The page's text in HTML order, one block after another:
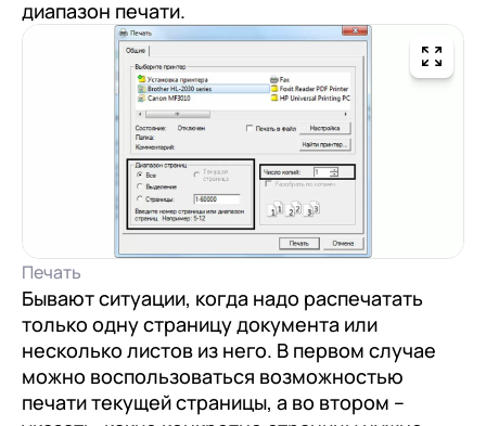
диапазон печати.
Печать
Бывают ситуации, когда надо распечатать
только одну страницу документа или
несколько листов из него. В первом случае
можно воспользоваться возможностью
печати текущей страницы, а во втором –
Номер телефона
Отправить
Я даю согласие на обработкуПерсональных
Номер телефона
Я даю согласие на обработкуПерсональных
данныхв соответствии сПолитикой
Конфиденциальности
Номер телефона
Отправить
Я даю согласие на обработкуПерсональных
данныхв соответствии сПолитикой
Конфиденциальности
Перейти в корзину
Продолжить покупки